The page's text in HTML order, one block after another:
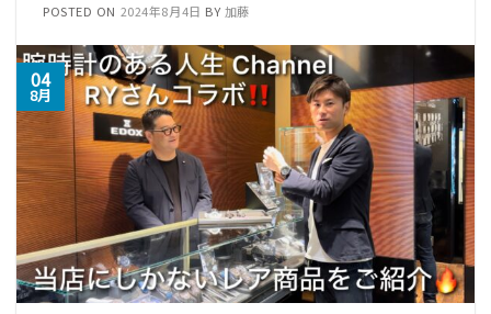
POSTED ON 2024年8月4日 BY加藤
04
8月